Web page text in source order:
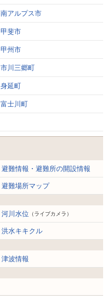
南アルプス市
甲斐市
甲州市
市川三郷町
身延町
富士川町
避難情報・避難所の開設情報
避難場所マップ
河川水位 （ライブカメラ）
洪水キキクル
津波情報